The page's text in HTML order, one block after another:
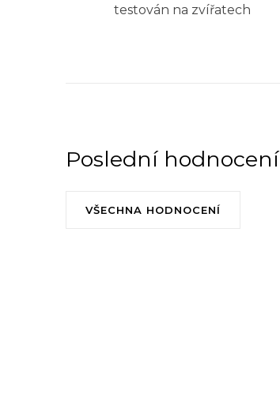
testován na zvířatech
Poslední hodnocení
VŠECHNA HODNOCENÍ